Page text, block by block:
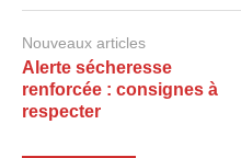
Nouveaux articles
Alerte sécheresse
renforcée : consignes à
respecter